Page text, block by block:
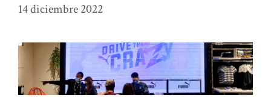
14 diciembre 2022